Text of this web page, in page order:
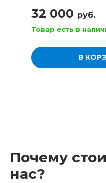
32 000 руб.
Товар есть в
В
Почему
нас?